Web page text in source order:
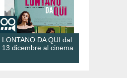
LONTANO DA QUI dal
13 dicembre al cinema